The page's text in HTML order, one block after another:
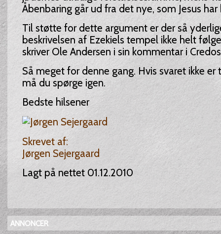
Åbenbaring går ud fra det nye, som Jesus har
Til støtte for dette argument er der så
beskrivelsen af Ezekiels tempel ikke helt
skriver Ole Andersen i sin kommentar i
Så meget for denne gang. Hvis svaret ikke er
må du spørge igen.
Bedste hilsener
Skrevet af:
Jørgen Sejergaard
Lagt på nettet 01.12.2010
ANNONCER